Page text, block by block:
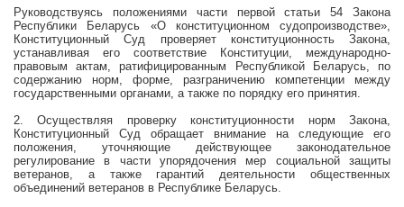
Руководствуясь положениями части первой статьи 54 Закона
Республики Беларусь «О конституционном судопроизводстве»,
Конституционный Суд проверяет конституционность Закона,
устанавливая его соответствие Конституции, международно-
правовым актам, ратифицированным Республикой Беларусь, по
содержанию норм, форме, разграничению компетенции между
государственными органами, а также по порядку его принятия.
2. Осуществляя проверку конституционности норм Закона,
Конституционный Суд обращает внимание на следующие его
положения, уточняющие действующее законодательное
регулирование в части упорядочения мер социальной защиты
ветеранов, а также гарантий деятельности общественных
объединений ветеранов в Республике Беларусь.